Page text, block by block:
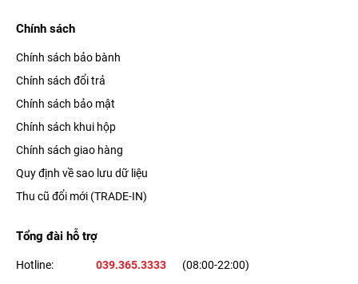
Chính sách
Chính sách bảo bành
Chính sách đổi trả
Chính sách bảo mật
Chính sách khui hộp
Chính sách giao hàng
Quy định về sao lưu dữ liệu
Thu cũ đổi mới (TRADE-IN)
Tổng đài hỗ trợ
Hotline: 039.365.3333 (08:00-22:00)